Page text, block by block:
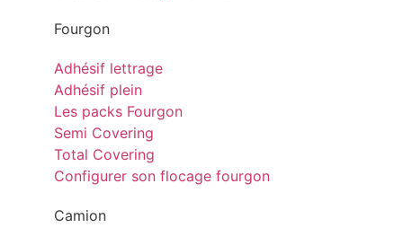
Fourgon
Adhésif lettrage
Adhésif plein
Les packs Fourgon
Semi Covering
Total Covering
Configurer son flocage fourgon
Camion